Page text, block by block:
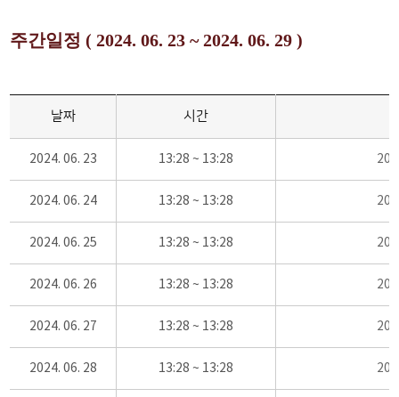
주간일정 ( 2024. 06. 23 ~ 2024. 06. 29 )
날짜 시간
2024. 06. 23 13:28 ~ 13:28
2024. 06. 24 13:28 ~ 13:28
2024. 06. 25 13:28 ~ 13:28
2024. 06. 26 13:28 ~ 13:28
2024. 06. 27 13:28 ~ 13:28
2024. 06. 28 13:28 ~ 13:28